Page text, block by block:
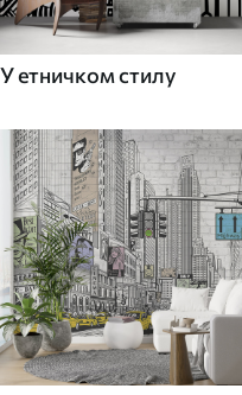
У етничком стилу